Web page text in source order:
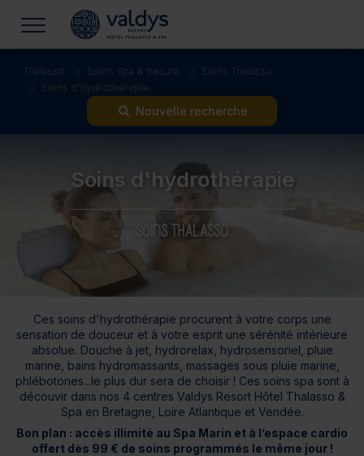
Thalasso Soins Spa & beauté
Soins Thalasso
Soins d'hydrothérapie
Nouvelle recherche
Soins d'hydrothérapie
SOINS THALASSO
Ces soins d'hydrothérapie procurent à votre corps une
sensation de douceur et à votre esprit une sérénité intérieure
absolue. Douche à jet, hydrorelax, hydrosensoriel, pluie
marine, bains hydromassants, massages sous pluie marine,
phlébotones...le plus dur sera de choisir ! Ces soins spa sont à
découvir dans nos 4 centres Valdys Resort Hôtel Thalasso &
Spa en Bretagne, Loire Atlantique et Vendée.
Bon plan : accès illimité au Spa Marin et à l’espace cardio
offert dès 99 € de soins programmés le même jour !